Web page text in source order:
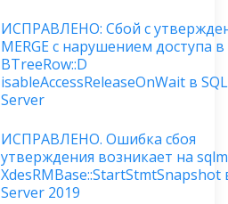
ИСПРАВЛЕНО: Сбой с
MERGE с нарушением доступа в
BTreeRow::D
isableAccessReleaseOnWait в SQL
Server
ИСПРАВЛЕНО. Ошибка сбоя
утверждения возникает на
XdesRMBase::StartStmtSnapshot
Server 2019